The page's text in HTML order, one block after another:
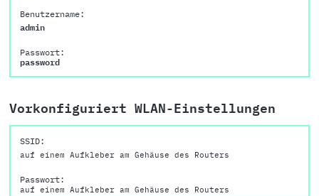
Benutzername:
admin
Passwort:
password
Vorkonfiguriert WLAN-Einstellungen
SSID:
auf einem Aufkleber am Gehäuse des Routers
Passwort:
auf einem Aufkleber am Gehäuse des Routers